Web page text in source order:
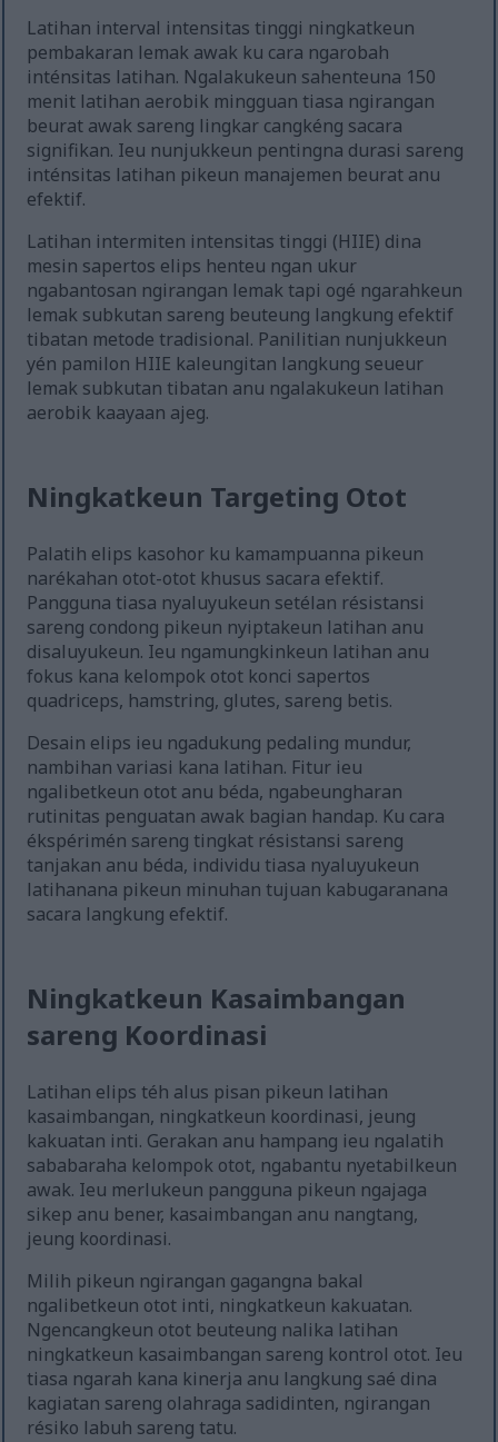
Latihan interval intensitas tinggi ningkatkeun
pembakaran lemak awak ku cara ngarobah
inténsitas latihan. Ngalakukeun sahenteuna 150
menit latihan aerobik mingguan tiasa ngirangan
beurat awak sareng lingkar cangkéng sacara
signifikan. Ieu nunjukkeun pentingna durasi sareng
inténsitas latihan pikeun manajemen beurat anu
efektif.
Latihan intermiten intensitas tinggi (HIIE) dina
mesin sapertos elips henteu ngan ukur
ngabantosan ngirangan lemak tapi ogé ngarahkeun
lemak subkutan sareng beuteung langkung efektif
tibatan metode tradisional. Panilitian nunjukkeun
yén pamilon HIIE kaleungitan langkung seueur
lemak subkutan tibatan anu ngalakukeun latihan
aerobik kaayaan ajeg.
Ningkatkeun Targeting Otot
Palatih elips kasohor ku kamampuanna pikeun
narékahan otot-otot khusus sacara efektif.
Pangguna tiasa nyaluyukeun setélan résistansi
sareng condong pikeun nyiptakeun latihan anu
disaluyukeun. Ieu ngamungkinkeun latihan anu
fokus kana kelompok otot konci sapertos
quadriceps, hamstring, glutes, sareng betis.
Desain elips ieu ngadukung pedaling mundur,
nambihan variasi kana latihan. Fitur ieu
ngalibetkeun otot anu béda, ngabeungharan
rutinitas penguatan awak bagian handap. Ku cara
ékspérimén sareng tingkat résistansi sareng
tanjakan anu béda, individu tiasa nyaluyukeun
latihanana pikeun minuhan tujuan kabugaranana
sacara langkung efektif.
Ningkatkeun Kasaimbangan
sareng Koordinasi
Latihan elips téh alus pisan pikeun latihan
kasaimbangan, ningkatkeun koordinasi, jeung
kakuatan inti. Gerakan anu hampang ieu ngalatih
sababaraha kelompok otot, ngabantu nyetabilkeun
awak. Ieu merlukeun pangguna pikeun ngajaga
sikep anu bener, kasaimbangan anu nangtang,
jeung koordinasi.
Milih pikeun ngirangan gagangna bakal
ngalibetkeun otot inti, ningkatkeun kakuatan.
Ngencangkeun otot beuteung nalika latihan
ningkatkeun kasaimbangan sareng kontrol otot. Ieu
tiasa ngarah kana kinerja anu langkung saé dina
kagiatan sareng olahraga sadidinten, ngirangan
résiko labuh sareng tatu.